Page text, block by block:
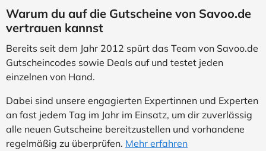
Warum du auf die Gutscheine von Savoo.de
vertrauen kannst
Bereits seit dem Jahr 2012 spürt das Team von Savoo.de
Gutscheincodes sowie Deals auf und testet jeden
einzelnen von Hand.
Dabei sind unsere engagierten Expertinnen und Experten
an fast jedem Tag im Jahr im Einsatz, um dir zuverlässig
alle neuen Gutscheine bereitzustellen und vorhandene
regelmäßig zu überprüfen. Mehr erfahren